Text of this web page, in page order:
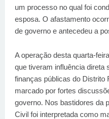
um processo no qual foi
esposa. O afastamento
de governo e antecedeu a
A operação desta quarta-
que tiveram influência direta
finanças públicas do Distrito
marcado por fortes
governo. Nos bastidores da
Civil foi interpretada como